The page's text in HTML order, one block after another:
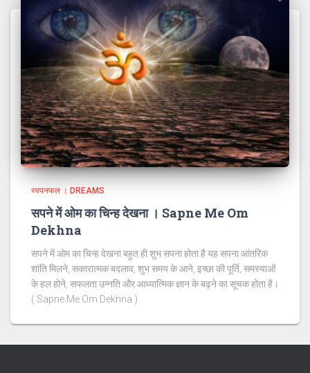
स्वपनफल । DREAMS
सपने में ओम का चिन्ह देखना । Sapne Me Om
Dekhna
सपने में ओम का चिन्ह देखना बहुत ही शुभ सपना होता है यह सपना आंतरिक
शांति मिलने, सकारात्मक बदलाव, शुभ समय के आने, इच्छा की पूर्ति, समस्याओं
के हल होने, सफलता उन्नति और आध्यात्मिक ज्ञान के बढ़ने का सूचक होता है।
( Sapne Me Om Dekhna )